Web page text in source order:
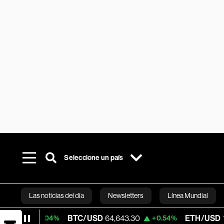
Seleccione un país
Las noticias del día Newsletters Línea Mundial
Bloomberg
BTC/USD 64,643.30 +0.54% ETH/USD 1,889.90